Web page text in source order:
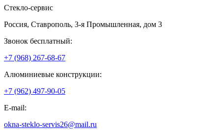
Стекло-сервис
Россия, Ставрополь, 3-я Промышленная, дом 3
Звонок бесплатный:
+7 (968) 267-68-67
Алюминиевые конструкции:
+7 (962) 497-90-05
E-mail:
okna-steklo-servis26@mail.ru